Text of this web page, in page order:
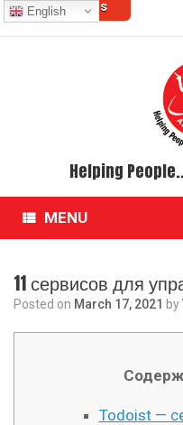
Skip
to
Contact Us
Helping
MENU
11 сервисов для
Posted on March 17, 2021 by
Todoist —
English